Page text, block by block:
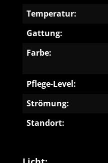
Temperatur:
Gattung:
Farbe:
Pflege-Level:
Strömung:
Standort: